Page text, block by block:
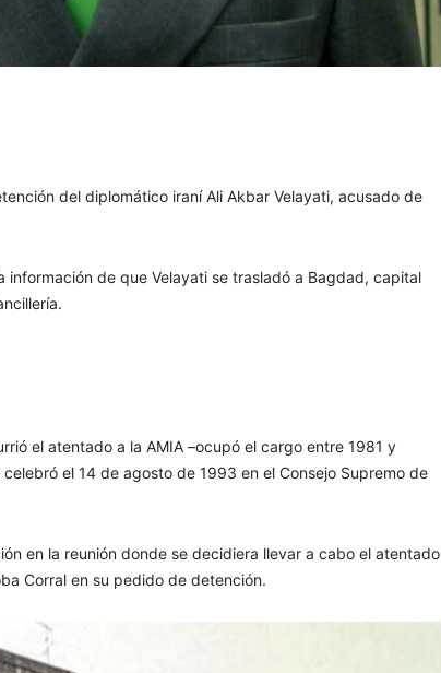
del diplomático iraní Ali Akbar Velayati, acusado de
información de que Velayati se trasladó a Bagdad, capital
el atentado a la AMIA –ocupó el cargo entre 1981 y
el 14 de agosto de 1993 en el Consejo Supremo de
en la reunión donde se decidiera llevar a cabo el atentado
Corral en su pedido de detención.